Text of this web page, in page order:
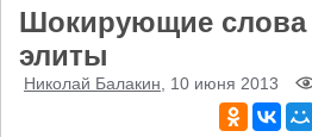
Шокирующие
элиты
Николай Балакин , 10 июня 2013